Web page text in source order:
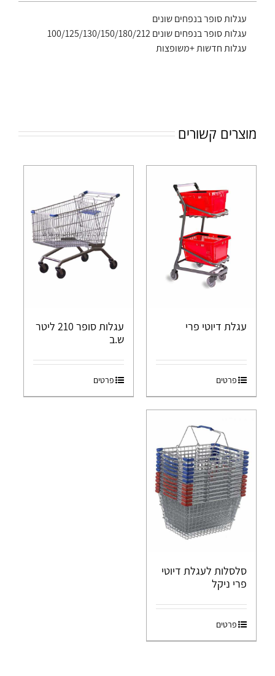
עגלות סופר בנפחים שונים
עגלות סופר בנפחים שונים 100/125/130/150/180/212
עגלות חדשות +משופצות
מוצרים קשורים
עגלת דיוטי פרי
פרטים
עגלות סופר 210 ליטר
ש.ב
פרטים
סלסלות לעגלת דיוטי
פרי ניקל
פרטים